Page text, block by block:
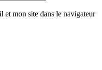
et mon site dans le navigateur